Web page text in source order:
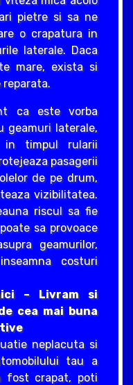
pietre si sa ne
o crapatura in
laterale. Daca
mare, exista si
reparata.
ca este vorba
geamuri laterale,
in timpul rularii
pasagerii
de pe drum,
vizibilitatea.
riscul sa fie
sa provoace
geamurilor,
costuri
– Livram si
cea mai buna
neplacuta si
tau a
fost crapat, poti